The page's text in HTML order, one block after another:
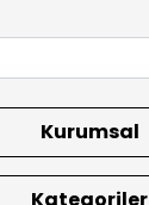
Kurumsal